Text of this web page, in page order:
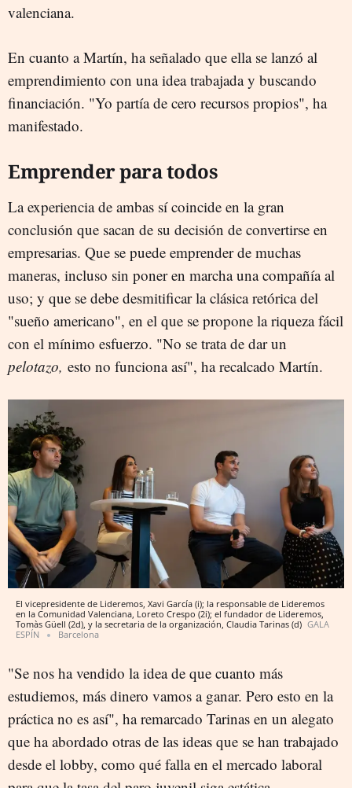
valenciana.
En cuanto a Martín, ha señalado que ella se lanzó al
emprendimiento con una idea trabajada y buscando
financiación. "Yo partía de cero recursos propios", ha
manifestado.
Emprender para todos
La experiencia de ambas sí coincide en la gran
conclusión que sacan de su decisión de convertirse en
empresarias. Que se puede emprender de muchas
maneras, incluso sin poner en marcha una compañía al
uso; y que se debe desmitificar la clásica retórica del
"sueño americano", en el que se propone la riqueza fácil
con el mínimo esfuerzo. "No se trata de dar un
pelotazo, esto no funciona así", ha recalcado Martín.
El vicepresidente de Lideremos, Xavi García (i); la responsable de Lideremos
en la Comunidad Valenciana, Loreto Crespo (2i); el fundador de Lideremos,
Tomàs Güell (2d), y la secretaria de la organización, Claudia Tarinas (d) GALA
ESPÍN
Barcelona
"Se nos ha vendido la idea de que cuanto más
estudiemos, más dinero vamos a ganar. Pero esto en la
práctica no es así", ha remarcado Tarinas en un alegato
que ha abordado otras de las ideas que se han trabajado
desde el lobby, como qué falla en el mercado laboral